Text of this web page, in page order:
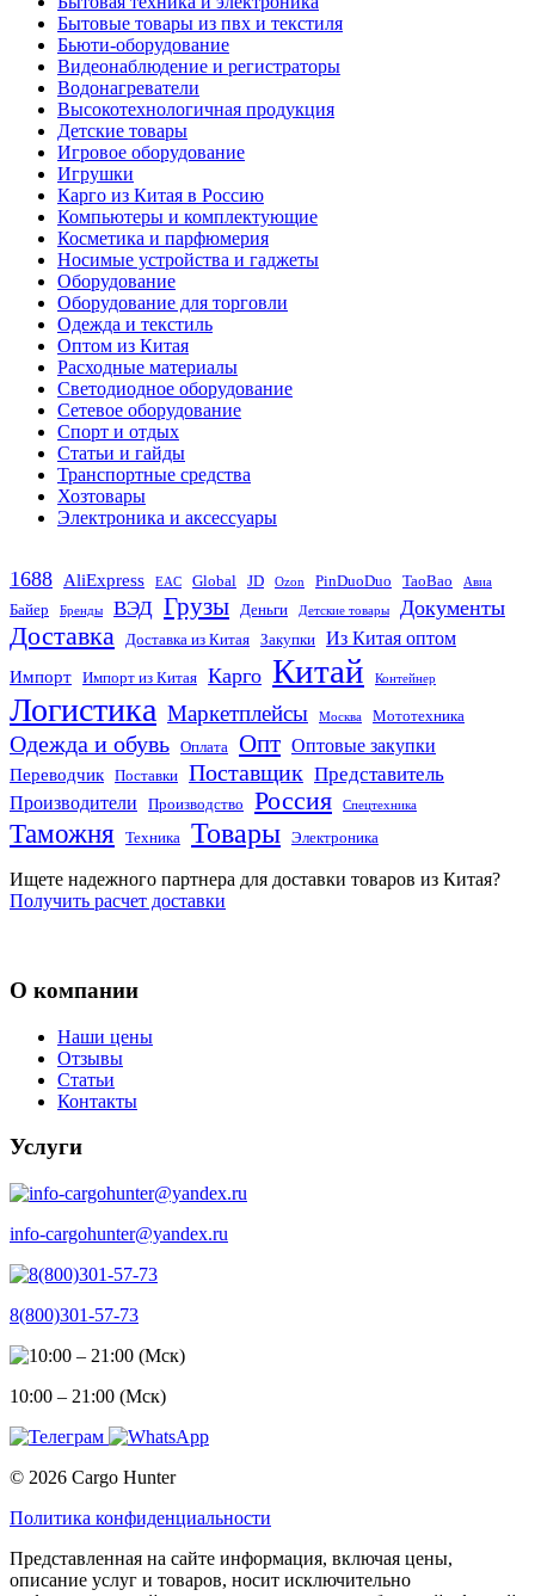
Бытовые товары из пвх и текстиля
Бьюти-оборудование
Видеонаблюдение и регистраторы
Водонагреватели
Высокотехнологичная продукция
Детские товары
Игровое оборудование
Игрушки
Карго из Китая в Россию
Компьютеры и комплектующие
Косметика и парфюмерия
Носимые устройства и гаджеты
Оборудование
Оборудование для торговли
Одежда и текстиль
Оптом из Китая
Расходные материалы
Светодиодное оборудование
Сетевое оборудование
Спорт и отдых
Статьи и гайды
Транспортные средства
Хозтовары
Электроника и аксессуары
1688 AliExpress EAC Global JD Ozon PinDuoDuo TaoBao Авиа
Байер Бренды ВЭД Грузы Деньги Детские товары Документы
Доставка Доставка из Китая Закупки Из Китая оптом
Импорт Импорт из Китая Карго Китай Контейнер
Логистика Маркетплейсы Москва Мототехника
Одежда и обувь Оплата Опт Оптовые закупки
Переводчик Поставки Поставщик Представитель
Производители Производство Россия Спецтехника
Таможня Техника Товары Электроника
Ищете надежного партнера для доставки товаров из Китая?
Получить расчет доставки
О компании
Наши цены
Отзывы
Статьи
Контакты
Услуги
info-cargohunter@yandex.ru
8(800)301-57-73
10:00 – 21:00 (Мск)
© 2026 Cargo Hunter
Политика конфиденциальности
Представленная на сайте информация, включая цены,
описание услуг и товаров, носит исключительно